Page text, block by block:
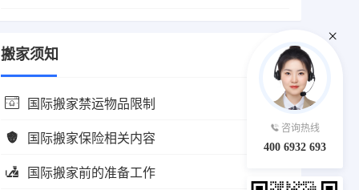
搬家须知
国际搬家禁运物品限制
国际搬家保险相关内容
国际搬家前的准备工作
咨询热线
400 6932 693